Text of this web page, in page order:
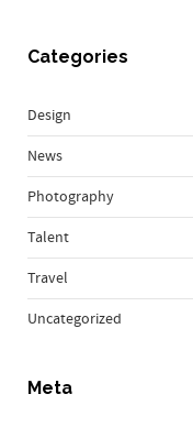
Categories
Design
News
Photography
Talent
Travel
Uncategorized
Meta